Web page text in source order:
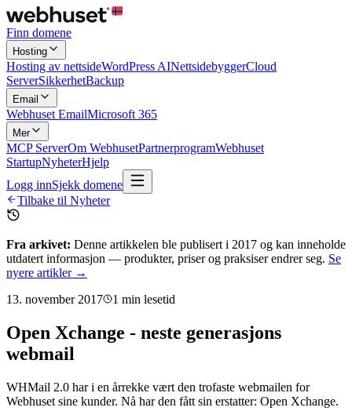
Finn domene
Hosting
Hosting av nettsideWordPress AINettsidebyggerCloud
ServerSikkerhetBackup
Email
Webhuset EmailMicrosoft 365
Mer
MCP ServerOm WebhusetPartnerprogramWebhuset
StartupNyheterHjelp
Logg innSjekk domene
Tilbake til Nyheter
Fra arkivet: Denne artikkelen ble publisert i 2017 og kan inneholde
utdatert informasjon — produkter, priser og praksiser endrer seg. Se
nyere artikler →
13. november 2017
1 min lesetid
Open Xchange - neste generasjons
webmail
WHMail 2.0 har i en årrekke vært den trofaste webmailen for
Webhuset sine kunder. Nå har den fått sin erstatter: Open Xchange.